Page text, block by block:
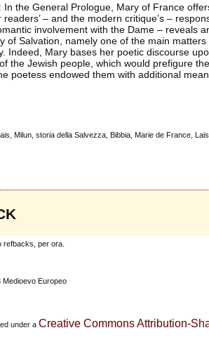
In the General Prologue, Mary of France
readers’ – and the modern critique’s –
involvement with the Dame – reveals
of Salvation, namely one of the main
Indeed, Mary bases her poetic discourse
the Jewish people, which would prefigure
poetess endowed them with additional
Milun, storia della Salvezza, Bibbia, Marie de France,
refbacks, per ora.
Europeo
under aCreative Commons Attribution-